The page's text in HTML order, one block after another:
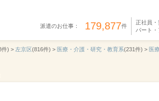
派遣のお仕事： 179,877件
正社員・
パート
件) > 左京区(816件) > 医療・介護・研究・教育系(231件) > 医